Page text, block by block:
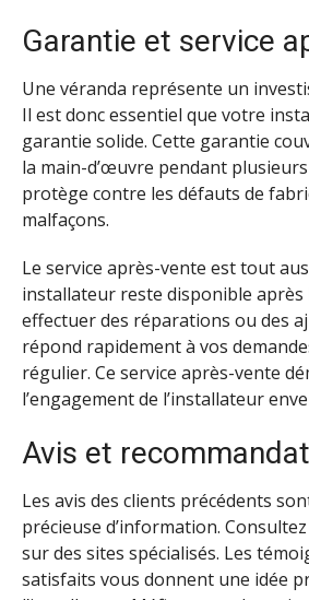
Garantie et service
Une véranda représente un
Il est donc essentiel que votre
garantie solide. Cette garantie
la main-d’œuvre pendant
protège contre les défauts de
malfaçons.
Le service après-vente est tout
installateur reste disponible après
effectuer des réparations ou des
répond rapidement à vos
régulier. Ce service après-vente
l’engagement de l’installateur
Avis et
Les avis des clients précédents
précieuse d’information.
sur des sites spécialisés. Les
satisfaits vous donnent une idée